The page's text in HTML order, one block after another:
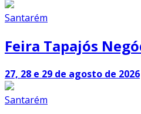
Santarém
Feira Tapajós
27, 28 e 29 de agosto de 2026
Santarém